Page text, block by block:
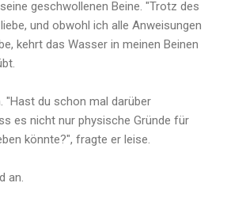
geschwollenen Beine. "Trotz des
und obwohl ich alle Anweisungen
kehrt das Wasser in meinen Beinen
"Hast du schon mal darüber
es nicht nur physische Gründe für
könnte?", fragte er leise.
an.